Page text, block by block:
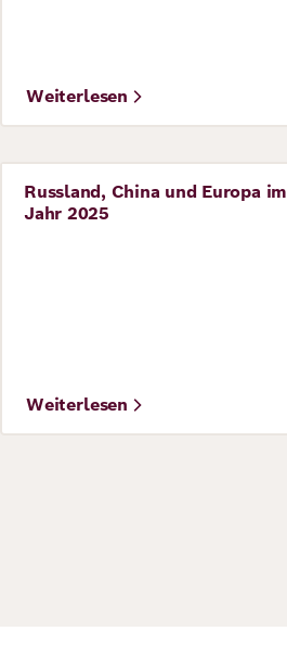
Weiterlesen
Perspective
Russland, China und Europa im
Jahr 2025
Weiterlesen